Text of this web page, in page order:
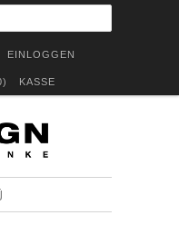
EINLOGGEN
) KASSE